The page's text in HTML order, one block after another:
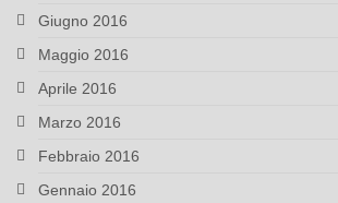
Giugno 2016
Maggio 2016
Aprile 2016
Marzo 2016
Febbraio 2016
Gennaio 2016